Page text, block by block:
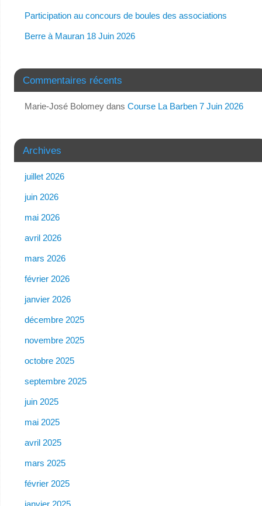
Participation au concours de boules des associations
Berre à Mauran 18 Juin 2026
Commentaires récents
Marie-José Bolomeydans Course La Barben 7 Juin 2026
Archives
juillet 2026
juin 2026
mai 2026
avril 2026
mars 2026
février 2026
janvier 2026
décembre 2025
novembre 2025
octobre 2025
septembre 2025
juin 2025
mai 2025
avril 2025
mars 2025
février 2025
janvier 2025